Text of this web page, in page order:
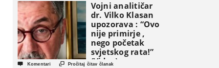
Vojni analitičar
dr. Vilko Klasan
upozorava : “Ovo
nije primirje ,
nego početak
svjetskog rata!”
(Video)
 Komentari  Pročitaj čitav članak